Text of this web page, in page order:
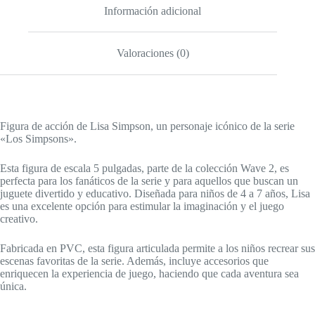
Información adicional
Valoraciones (0)
Figura de acción de Lisa Simpson, un personaje icónico de la serie
«Los Simpsons».
Esta figura de escala 5 pulgadas, parte de la colección Wave 2, es
perfecta para los fanáticos de la serie y para aquellos que buscan un
juguete divertido y educativo. Diseñada para niños de 4 a 7 años, Lisa
es una excelente opción para estimular la imaginación y el juego
creativo.
Fabricada en PVC, esta figura articulada permite a los niños recrear sus
escenas favoritas de la serie. Además, incluye accesorios que
enriquecen la experiencia de juego, haciendo que cada aventura sea
única.